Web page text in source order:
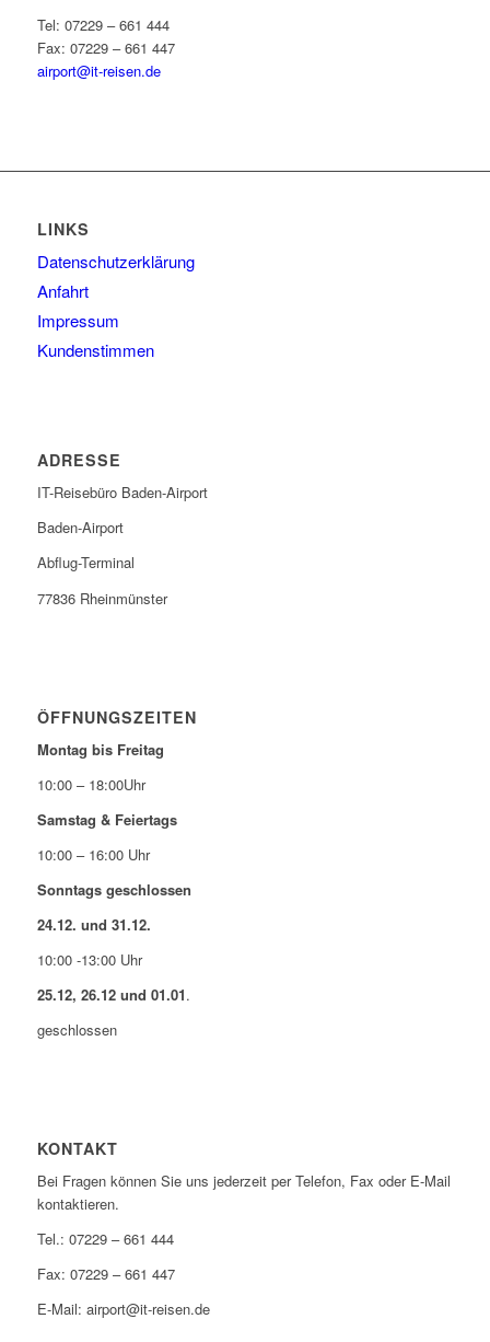
Tel: 07229 – 661 444
Fax: 07229 – 661 447
airport@it-reisen.de
LINKS
Datenschutzerklärung
Anfahrt
Impressum
Kundenstimmen
ADRESSE
IT-Reisebüro Baden-Airport
Baden-Airport
Abflug-Terminal
77836 Rheinmünster
ÖFFNUNGSZEITEN
Montag bis Freitag
10:00 – 18:00Uhr
Samstag & Feiertags
10:00 – 16:00 Uhr
Sonntags geschlossen
24.12. und 31.12.
10:00 -13:00 Uhr
25.12, 26.12 und 01.01.
geschlossen
KONTAKT
Bei Fragen können Sie uns jederzeit per Telefon, Fax oder E-Mail
kontaktieren.
Tel.: 07229 – 661 444
Fax: 07229 – 661 447
E-Mail: airport@it-reisen.de